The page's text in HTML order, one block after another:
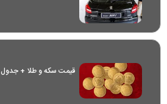
قیمت سکه و طلا + جدول